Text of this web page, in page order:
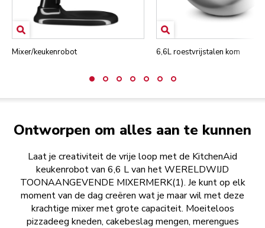
Mixer/keukenrobot 6,6L roestvrijstalen kom
Ontworpen om alles aan te kunnen
Laat je creativiteit de vrije loop met de KitchenAid
keukenrobot van 6,6 L van het WERELDWIJD
TOONAANGEVENDE MIXERMERK(1). Je kunt op elk
moment van de dag creëren wat je maar wil met deze
krachtige mixer met grote capaciteit. Moeiteloos
pizzadeeg kneden, cakebeslag mengen, merengues